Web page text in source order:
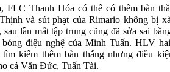
FLC Thanh Hóa có thể có thêm bàn
và sút phạt của Rimario không bị
lần mất tập trung cũng đã sửa sai
bóng điệu nghệ của Minh Tuấn. HLV
tìm kiếm thêm bàn thắng nhưng điều
cả Văn Đức, Tuấn Tài.